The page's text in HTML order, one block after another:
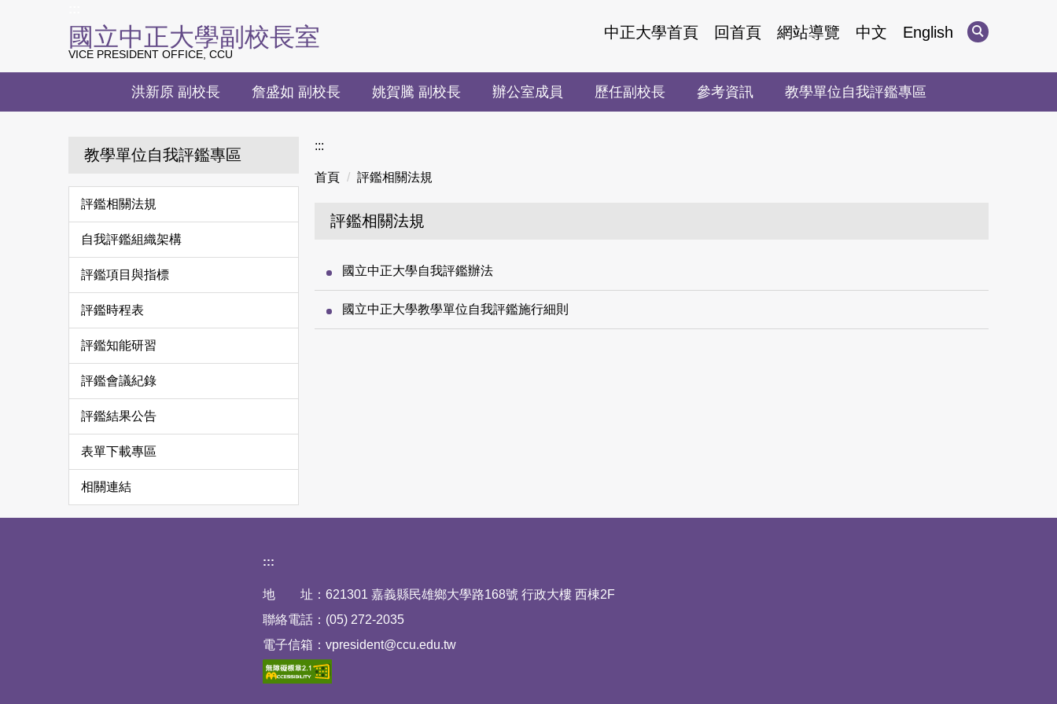
國立中正大學副校長室
VICE PRESIDENT OFFICE, CCU
中正大學首頁 回首頁 網站導覽 中文 English
洪新原 副校長 詹盛如 副校長 姚賀騰 副校長 辦公室成員 歷任副校長 參考資訊 教學單位自我評鑑專區
教學單位自我評鑑專區
評鑑相關法規
自我評鑑組織架構
評鑑項目與指標
評鑑時程表
評鑑知能研習
評鑑會議紀錄
評鑑結果公告
表單下載專區
相關連結
:::
首頁 評鑑相關法規
評鑑相關法規
國立中正大學自我評鑑辦法
國立中正大學教學單位自我評鑑施行細則
:::下方網站資訊區塊
地 址：621301 嘉義縣民雄鄉大學路168號 行政大樓 西棟2F
聯絡電話：(05) 272-2035
電子信箱：vpresident@ccu.edu.tw